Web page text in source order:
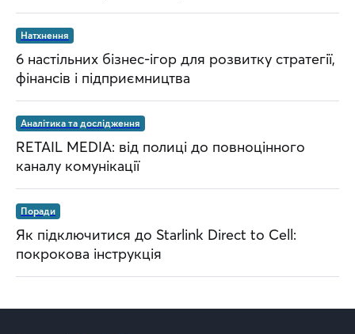
Натхнення
6 настільних бізнес-ігор для розвитку стратегії,
фінансів і підприємництва
Аналітика та дослідження
RETAIL MEDIA: від полиці до повноцінного
каналу комунікації
Поради
Як підключитися до Starlink Direct to Cell:
покрокова інструкція